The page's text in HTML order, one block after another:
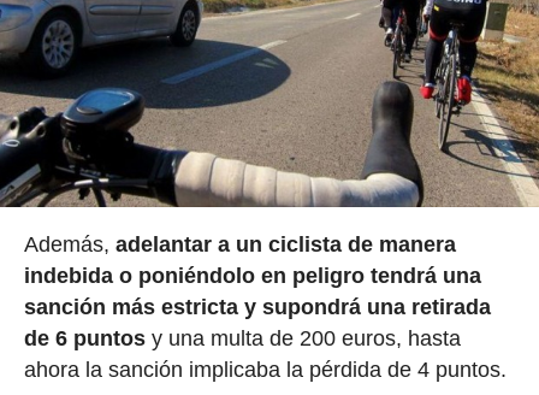
Además, adelantar a un ciclista de manera
indebida o poniéndolo en peligro tendrá una
sanción más estricta y supondrá una retirada
de 6 puntosy una multa de 200 euros, hasta
ahora la sanción implicaba la pérdida de 4 puntos.